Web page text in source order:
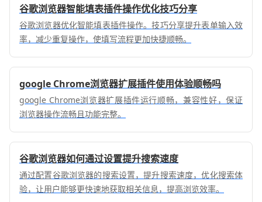
谷歌浏览器智能填表插件操作优化技巧分享
谷歌浏览器优化智能填表插件操作。技巧分享提升表单输入效
率，减少重复操作，使填写流程更加快捷顺畅。
google Chrome浏览器扩展插件使用体验顺畅吗
google Chrome浏览器扩展插件运行顺畅，兼容性好，保证
浏览器操作流畅且功能完整。
谷歌浏览器如何通过设置提升搜索速度
通过配置谷歌浏览器的搜索设置，提升搜索速度，优化搜索体
验，让用户能够更快速地获取相关信息，提高浏览效率。